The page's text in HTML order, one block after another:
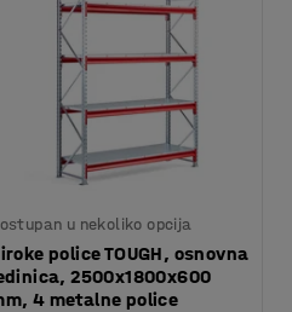
u nekoliko opcija
police TOUGH, osnovna
2500x1800x600
4 metalne police